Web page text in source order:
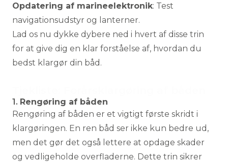
Opdatering af marineelektronik: Test
navigationsudstyr og lanterner.
Lad os nu dykke dybere ned i hvert af disse trin
for at give dig en klar forståelse af, hvordan du
bedst klargør din båd.
1. Rengøring af båden
Rengøring af båden er et vigtigt første skridt i
klargøringen. En ren båd ser ikke kun bedre ud,
men det gør det også lettere at opdage skader
og vedligeholde overfladerne. Dette trin sikrer